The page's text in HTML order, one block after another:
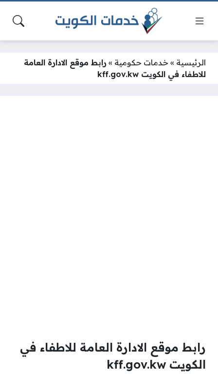
الرئيسية » خدمات حكومية » رابط موقع الادارة العامة
للاطفاء في الكويت kff.gov.kw
رابط موقع الادارة العامة للاطفاء في
الكويت kff.gov.kw